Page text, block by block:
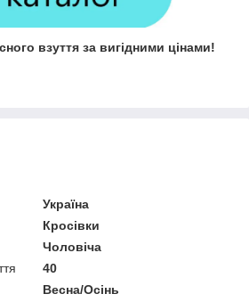
взуття за вигідними цінами!
Україна
Кросівки
Чоловіча
40
Весна/Осінь